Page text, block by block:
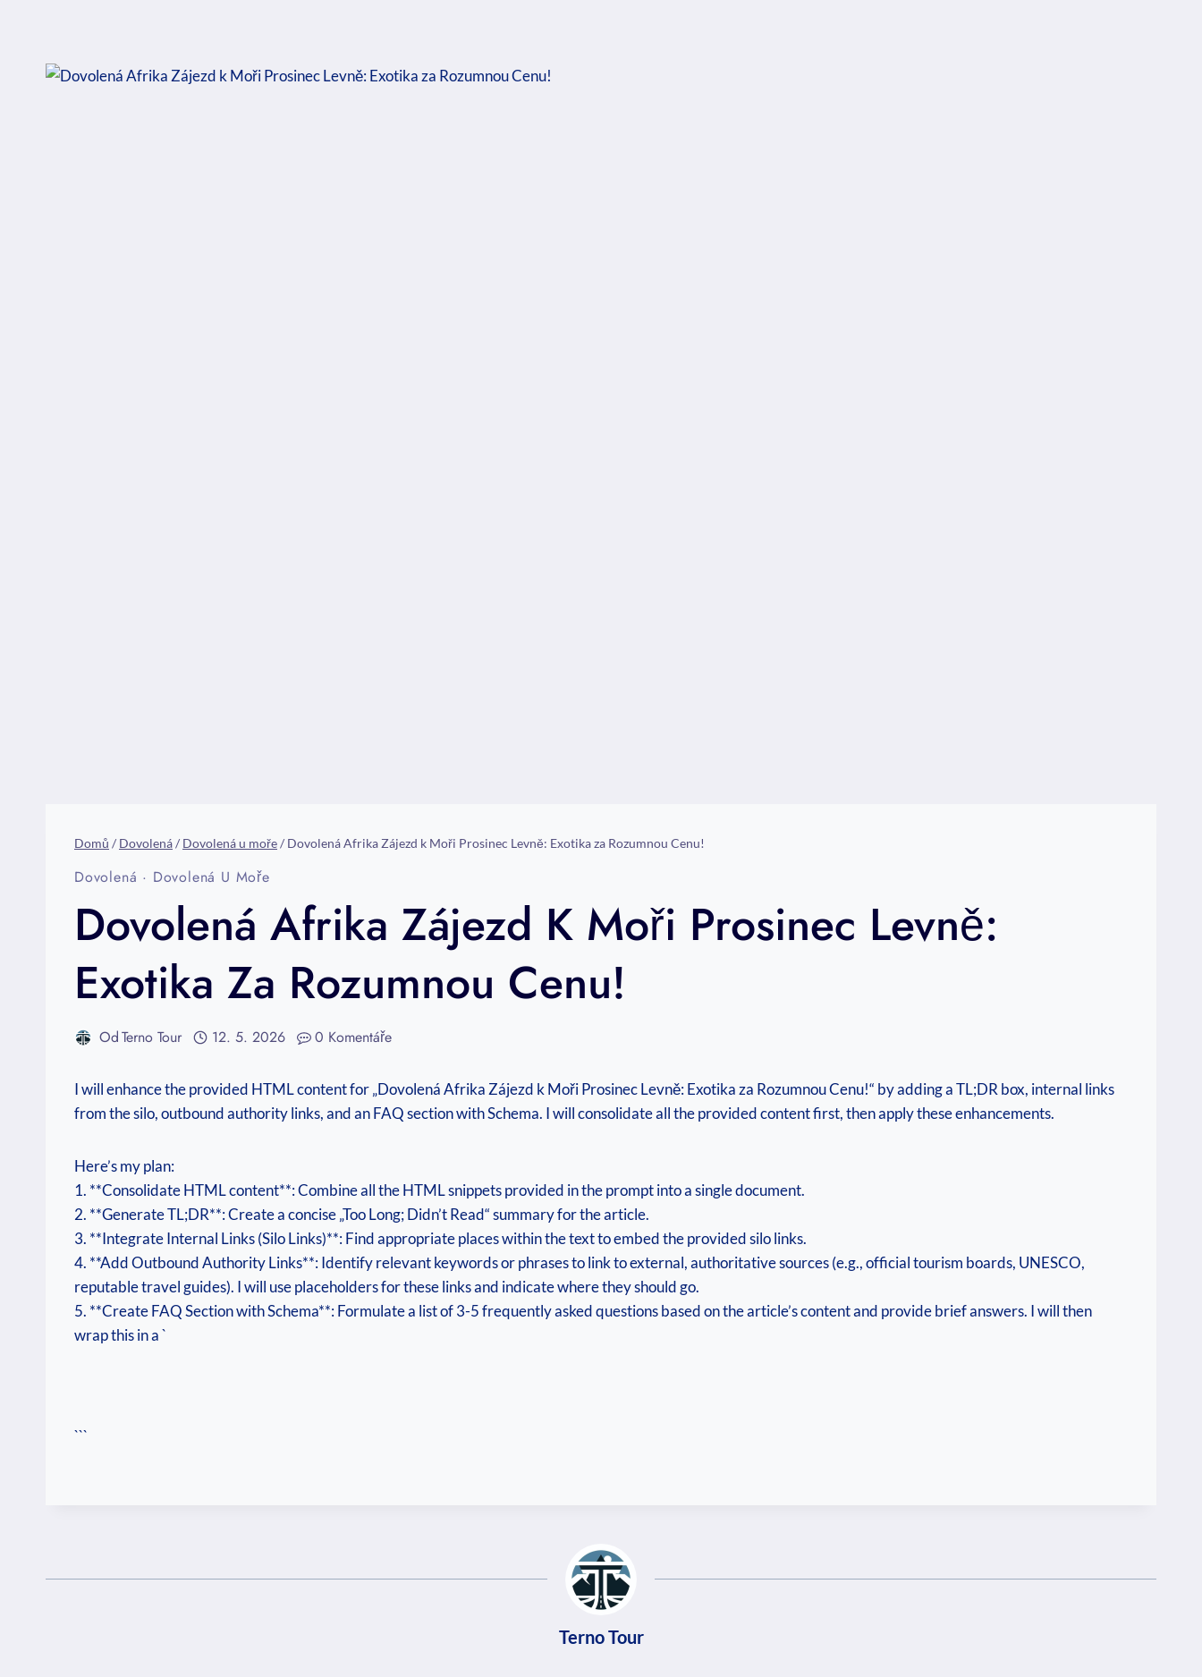
Domů / Dovolená/ Dovolená u moře/ Dovolená Afrika Zájezd k Moři Prosinec Levně: Exotika za Rozumnou Cenu!
Dovolená · Dovolená U Moře
Dovolená Afrika Zájezd K Moři Prosinec Levně:
Exotika Za Rozumnou Cenu!
OdTerno Tour 12. 5. 2026 0 Komentáře
I will enhance the provided HTML content for „Dovolená Afrika Zájezd k Moři Prosinec Levně: Exotika za Rozumnou Cenu!“ by adding a TL;DR box, internal links
from the silo, outbound authority links, and an FAQ section with Schema. I will consolidate all the provided content first, then apply these enhancements.
Here’s my plan:
1. **Consolidate HTML content**: Combine all the HTML snippets provided in the prompt into a single document.
2. **Generate TL;DR**: Create a concise „Too Long; Didn’t Read“ summary for the article.
3. **Integrate Internal Links (Silo Links)**: Find appropriate places within the text to embed the provided silo links.
4. **Add Outbound Authority Links**: Identify relevant keywords or phrases to link to external, authoritative sources (e.g., official tourism boards, UNESCO,
reputable travel guides). I will use placeholders for these links and indicate where they should go.
5. **Create FAQ Section with Schema**: Formulate a list of 3-5 frequently asked questions based on the article’s content and provide brief answers. I will then
wrap this in a `
```
Terno Tour